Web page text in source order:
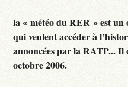
la « météo du RER » est
qui veulent accéder à
annoncées par la RATP... Il
octobre 2006.